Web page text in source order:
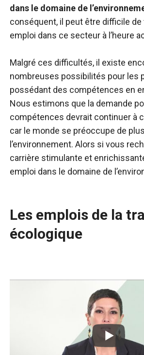
dans le domaine de
conséquent, il peut être difficile de
emploi dans ce secteur à l’heure
Malgré ces difficultés, il existe
nombreuses possibilités pour les
possédant des compétences en
Nous estimons que la demande
compétences devrait continuer à
car le monde se préoccupe de
l’environnement. Alors si vous
carrière stimulante et
emploi dans le domaine de
Les emplois de la
écologique